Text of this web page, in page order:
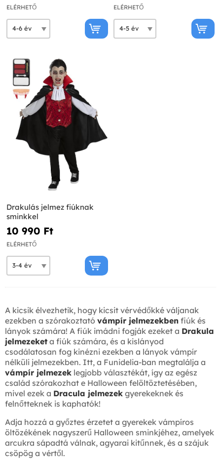
ELÉRHETŐ ELÉRHETŐ
Drakulás jelmez fiúknak
sminkkel
10 990 Ft‎
ELÉRHETŐ
A kicsik élvezhetik, hogy kicsit vérvédőkké váljanak
ezekben a szórakoztató vámpír jelmezekben fiúk és
lányok számára! A fiúk imádni fogják ezeket a Drakula
jelmezeket a fiúk számára, és a kislányod
csodálatosan fog kinézni ezekben a lányok vámpír
nélküli jelmezekben. Itt, a Funidelia-ban megtalálja a
vámpír jelmezek legjobb választékát, így az egész
család szórakozhat e Halloween felöltöztetésében,
mivel ezek a Dracula jelmezek gyerekeknek és
felnőtteknek is kaphatók!
Adja hozzá a győztes érzetet a gyerekek vámpíros
öltözékének nagyszerű Halloween sminkjéhez, amelyek
arcukra sápadtá válnak, agyarai kitűnnek, és a szájuk
csöpög a vértől.